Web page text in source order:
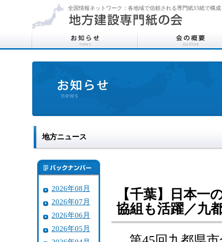
全国情報ネットワーク：各地域で信頼される専門紙33紙で構成
地方ニュース
2026年08月
2026年07月
2026年06月
2026年05月
【千葉】日本一
協組も活躍／九